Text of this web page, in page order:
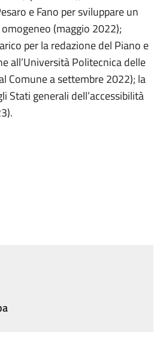
e Fano per sviluppare un
(maggio 2022);
per la redazione del Piano e
all’Università Politecnica delle
Comune a settembre 2022); la
Stati generali dell’accessibilità